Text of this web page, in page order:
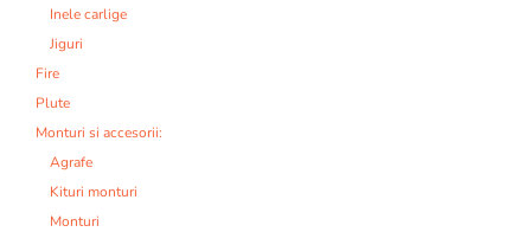
Inele carlige
Jiguri
Fire
Plute
Monturi si accesorii:
Agrafe
Kituri monturi
Monturi